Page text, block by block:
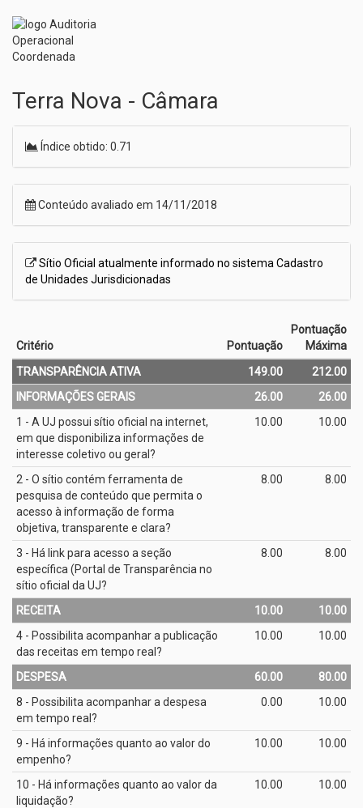
Terra Nova - Câmara
Índice obtido: 0.71
Conteúdo avaliado em 14/11/2018
Sítio Oficial atualmente informado no sistema Cadastro
de Unidades Jurisdicionadas
Critério Pontuação
Pontuação
Máxima
TRANSPARÊNCIA ATIVA
149.00
212.00
INFORMAÇÕES GERAIS
26.00
26.00
1 - A UJ possui sítio oficial na internet,
em que disponibiliza informações de
interesse coletivo ou geral?
10.00 10.00
2 - O sítio contém ferramenta de
pesquisa de conteúdo que permita o
acesso à informação de forma
objetiva, transparente e clara?
8.00 8.00
3 - Há link para acesso a seção
específica (Portal de Transparência no
sítio oficial da UJ?
8.00 8.00
RECEITA 10.00
10.00
4 - Possibilita acompanhar a publicação
das receitas em tempo real?
10.00 10.00
DESPESA 60.00
80.00
8 - Possibilita acompanhar a despesa
em tempo real?
0.00 10.00
9 - Há informações quanto ao valor do
empenho?
10.00 10.00
10 - Há informações quanto ao valor da
liquidação?
10.00 10.00